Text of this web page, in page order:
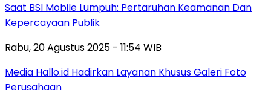
Saat BSI Mobile Lumpuh: Pertaruhan Keamanan Dan
Kepercayaan Publik
Rabu, 20 Agustus 2025 - 11:54 WIB
Media Hallo.id Hadirkan Layanan Khusus Galeri Foto